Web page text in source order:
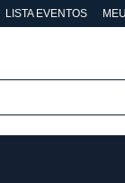
LISTA EVENTOS